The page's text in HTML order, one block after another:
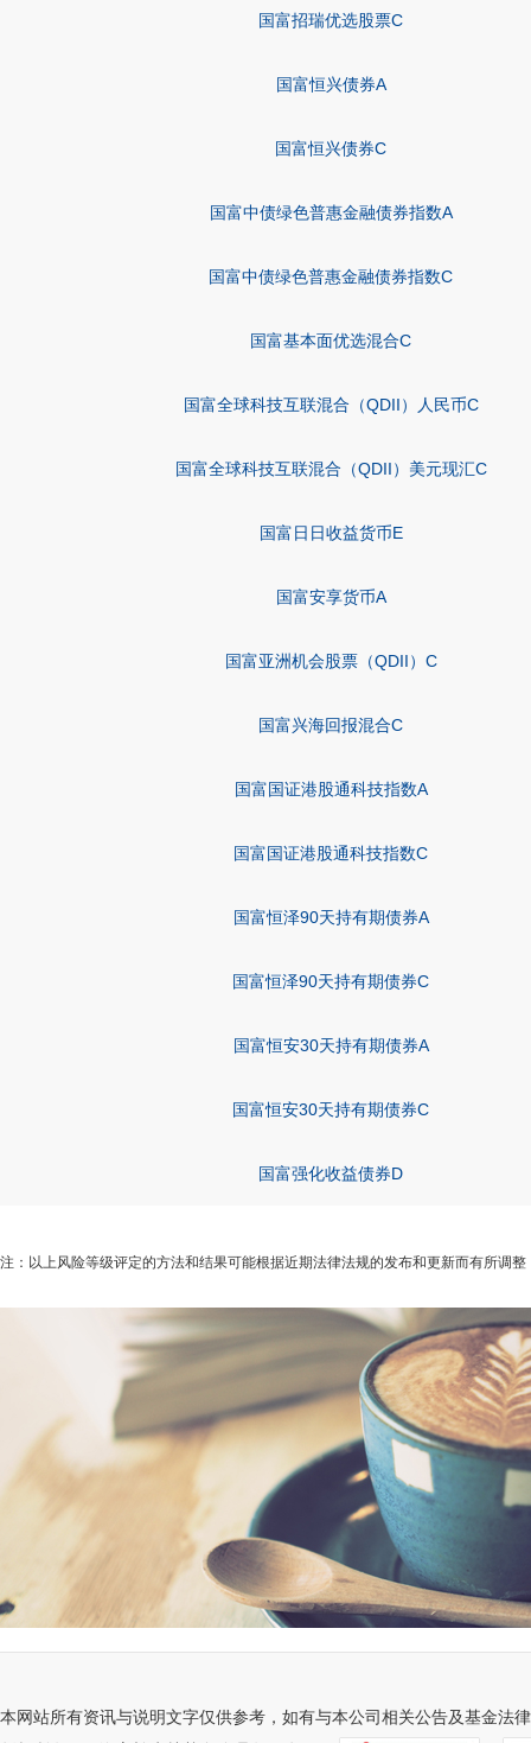
国富招瑞优选股票C
国富恒兴债券A
国富恒兴债券C
国富中债绿色普惠金融债券指数A
国富中债绿色普惠金融债券指数C
国富基本面优选混合C
国富全球科技互联混合（QDII）人民币C
国富全球科技互联混合（QDII）美元现汇C
国富日日收益货币E
国富安享货币A
国富亚洲机会股票（QDII）C
国富兴海回报混合C
国富国证港股通科技指数A
国富国证港股通科技指数C
国富恒泽90天持有期债券A
国富恒泽90天持有期债券C
国富恒安30天持有期债券A
国富恒安30天持有期债券C
国富强化收益债券D
注：以上风险等级评定的方法和结果可能根据近期法律法规的发布和更新而有所调
本网站所有资讯与说明文字仅供参考，如有与本公司相关公告及基金法